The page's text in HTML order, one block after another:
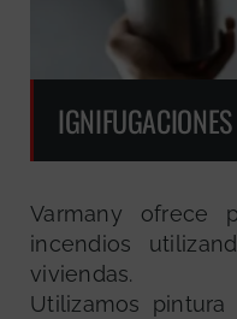
IGNIFUGACIONES
Varmany ofrece
incendios
viviendas.
Utilizamos